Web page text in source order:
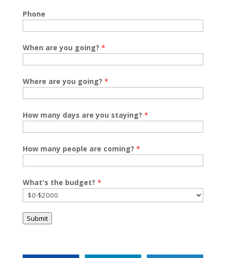
Phone
When are you going? *
Where are you going? *
How many days are you staying? *
How many people are coming? *
What's the budget? *
Submit